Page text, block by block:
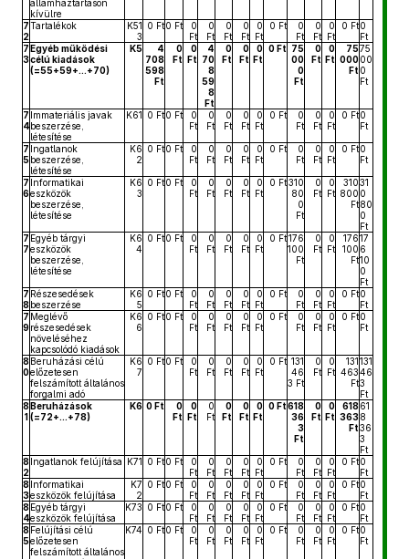
államháztartáson
kívülre
7
2
Tartalékok
K51
3
0 Ft0 Ft
0
Ft
0
Ft
0
Ft
0
Ft
0
Ft
0 Ft
0
Ft
0
Ft
0
Ft
0 Ft0
Ft
7
3
Egyéb működési
célú kiadások
(=55+59+...+70)
K5
4
708
598
Ft
0
Ft
0
Ft
4
70
8
59
8
Ft
0
Ft
0
Ft
0
Ft
0 Ft 75
00
0
Ft
0
Ft
0
Ft
75
000
Ft
75
00
0
Ft
7
4
Immateriális javak
beszerzése,
létesítése
K61 0 Ft0 Ft
0
Ft
0
Ft
0
Ft
0
Ft
0
Ft
0 Ft
0
Ft
0
Ft
0
Ft
0 Ft0
Ft
7
5
Ingatlanok
beszerzése,
létesítése
K6
2
0 Ft0 Ft
0
Ft
0
Ft
0
Ft
0
Ft
0
Ft
0 Ft
0
Ft
0
Ft
0
Ft
0 Ft0
Ft
7
6
Informatikai
eszközök
beszerzése,
létesítése
K6
3
0 Ft0 Ft
0
Ft
0
Ft
0
Ft
0
Ft
0
Ft
0 Ft310
80
0
Ft
0
Ft
0
Ft
310
800
Ft
31
0
80
0
Ft
7
7
Egyéb tárgyi
eszközök
beszerzése,
létesítése
K6
4
0 Ft0 Ft
0
Ft
0
Ft
0
Ft
0
Ft
0
Ft
0 Ft176
100
Ft
0
Ft
0
Ft
176
100
Ft
17
6
10
0
Ft
7
8
Részesedések
beszerzése
K6
5
0 Ft0 Ft
0
Ft
0
Ft
0
Ft
0
Ft
0
Ft
0 Ft
0
Ft
0
Ft
0
Ft
0 Ft0
Ft
7
9
Meglévő
részesedések
növeléséhez
kapcsolódó kiadások
K6
6
0 Ft0 Ft
0
Ft
0
Ft
0
Ft
0
Ft
0
Ft
0 Ft
0
Ft
0
Ft
0
Ft
0 Ft0
Ft
8
0
Beruházási célú
előzetesen
felszámított általános
forgalmi adó
K6
7
0 Ft0 Ft
0
Ft
0
Ft
0
Ft
0
Ft
0
Ft
0 Ft 131
46
3 Ft
0
Ft
0
Ft
131
463
Ft
131
46
3
Ft
8
1
Beruházások
(=72+...+78)
K6 0 Ft
0
Ft
0
Ft
0
Ft
0
Ft
0
Ft
0
Ft
0 Ft618
36
3
Ft
0
Ft
0
Ft
618
363
Ft
61
8
36
3
Ft
8
2
Ingatlanok felújítása K71 0 Ft0 Ft
0
Ft
0
Ft
0
Ft
0
Ft
0
Ft
0 Ft
0
Ft
0
Ft
0
Ft
0 Ft0
Ft
8
3
Informatikai
eszközök felújítása
K7
2
0 Ft0 Ft
0
Ft
0
Ft
0
Ft
0
Ft
0
Ft
0 Ft
0
Ft
0
Ft
0
Ft
0 Ft0
Ft
8
4
Egyéb tárgyi
eszközök felújítása
K73 0 Ft0 Ft
0
Ft
0
Ft
0
Ft
0
Ft
0
Ft
0 Ft
0
Ft
0
Ft
0
Ft
0 Ft0
Ft
8
5
Felújítási célú
előzetesen
felszámított általános
K74 0 Ft0 Ft
0
Ft
0
Ft
0
Ft
0
Ft
0
Ft
0 Ft
0
Ft
0
Ft
0
Ft
0 Ft0
Ft